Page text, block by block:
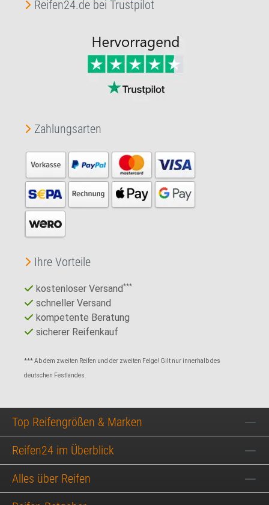
Reifen24.de bei Trustpilot
Zahlungsarten
Ihre Vorteile
kostenloser Versand***
schneller Versand
kompetente Beratung
sicherer Reifenkauf
*** Ab dem zweiten Reifen und der zweiten Felge! Gilt nur innerhalb des
deutschen Festlandes.
Top Reifengrößen & Marken
Reifen24 im Überblick
Alles über Reifen